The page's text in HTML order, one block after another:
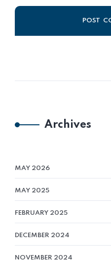
Archives
MAY 2026
MAY 2025
FEBRUARY 2025
DECEMBER 2024
NOVEMBER 2024